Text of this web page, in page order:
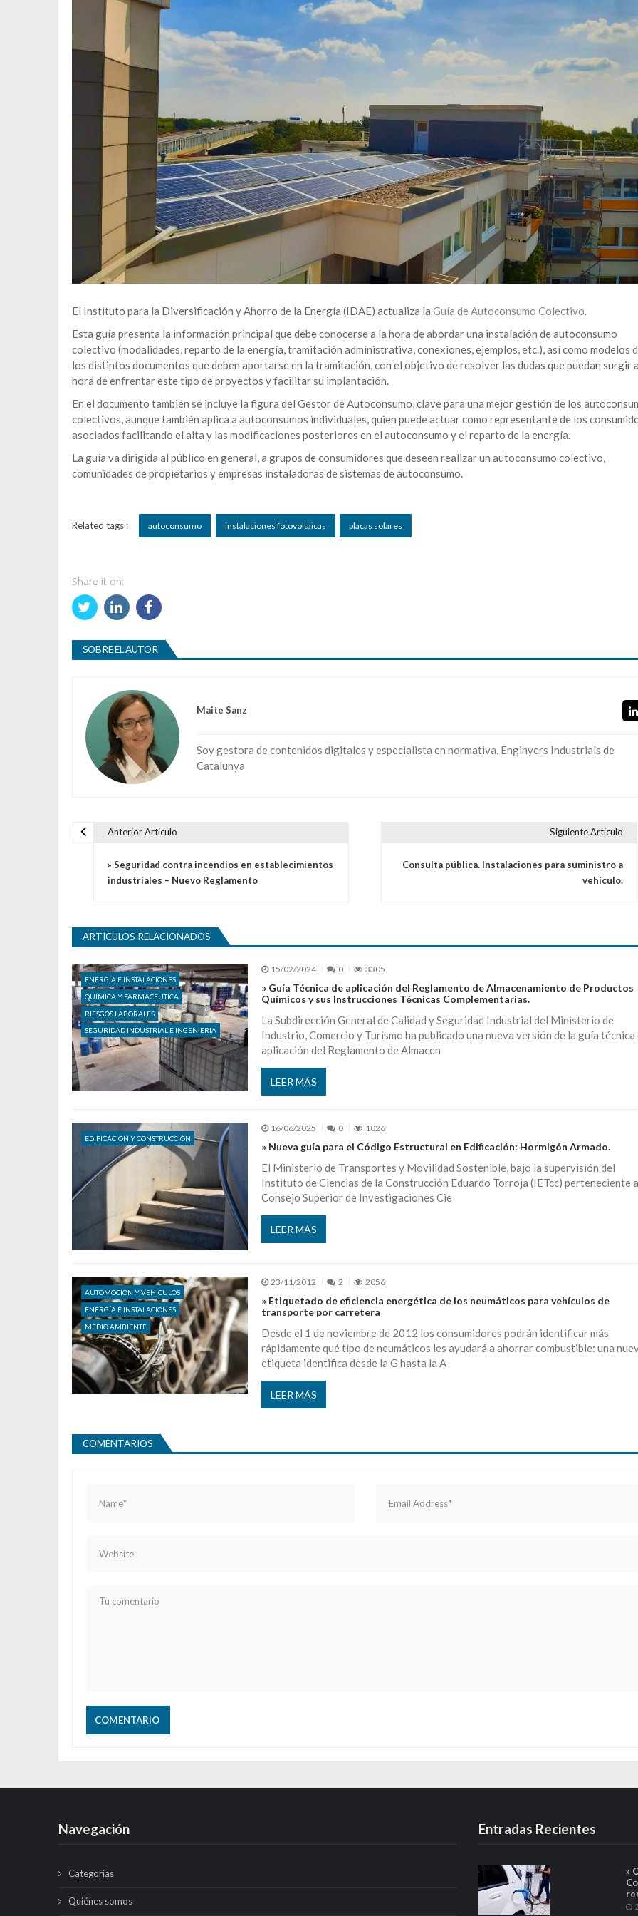
El Instituto para la Diversificación y Ahorro de la Energía (IDAE) actualiza la Guía de Autoconsumo Colectivo
Esta guía presenta la información principal que debe conocerse a la hora de abordar una instalación de autoconsumo
colectivo (modalidades, reparto de la energía, tramitación administrativa, conexiones, ejemplos, etc.), así como modelos
los distintos documentos que deben aportarse en la tramitación, con el objetivo de resolver las dudas que puedan surgir
hora de enfrentar este tipo de proyectos y facilitar su implantación.
En el documento también se incluye la figura del Gestor de Autoconsumo, clave para una mejor gestión de los
colectivos, aunque también aplica a autoconsumos individuales, quien puede actuar como representante de los
asociados facilitando el alta y las modificaciones posteriores en el autoconsumo y el reparto de la energía.
La guía va dirigida al público en general, a grupos de consumidores que deseen realizar un autoconsumo colectivo,
comunidades de propietarios y empresas instaladoras de sistemas de autoconsumo.
Related tags : autoconsumo instalaciones fotovoltaicas placas solares
Share it on:
SOBRE EL AUTOR
Maite Sanz
Soy gestora de contenidos digitales y especialista en normativa. Enginyers Industrials de
Catalunya
Navegación de entradas
Anterior Articulo
» Seguridad contra incendios en establecimientos
industriales – Nuevo Reglamento
Siguiente Articulo
Consulta pública. Instalaciones para suministro a
vehículo.
ARTÍCULOS RELACIONADOS
ENERGÍA E INSTALACIONES
QUÍMICA Y FARMACEUTICA
RIESGOS LABORALES
SEGURIDAD INDUSTRIAL E INGENIERIA
15/02/2024 0 3305
» Guía Técnica de aplicación del Reglamento de Almacenamiento de Productos
Químicos y sus Instrucciones Técnicas Complementarias.
La Subdirección General de Calidad y Seguridad Industrial del Ministerio de
Industrio, Comercio y Turismo ha publicado una nueva versión de la guía técnica
aplicación del Reglamento de Almacen
LEER MÁS
EDIFICACIÓN Y CONSTRUCCIÓN
16/06/2025 0 1026
» Nueva guía para el Código Estructural en Edificación: Hormigón Armado.
El Ministerio de Transportes y Movilidad Sostenible, bajo la supervisión del
Instituto de Ciencias de la Construcción Eduardo Torroja (IETcc) perteneciente
Consejo Superior de Investigaciones Cie
LEER MÁS
AUTOMOCIÓN Y VEHÍCULOS
ENERGÍA E INSTALACIONES
MEDIO AMBIENTE
23/11/2012 2 2056
» Etiquetado de eficiencia energética de los neumáticos para vehículos de
transporte por carretera
Desde el 1 de noviembre de 2012 los consumidores podrán identificar más
rápidamente qué tipo de neumáticos les ayudará a ahorrar combustible: una
etiqueta identifica desde la G hasta la A
LEER MÁS
COMENTARIOS
Navegación
Categorías
Quiénes somos
Entradas Recientes
»